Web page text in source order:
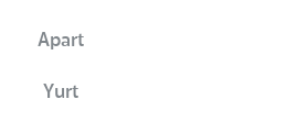
Apart
Yurt